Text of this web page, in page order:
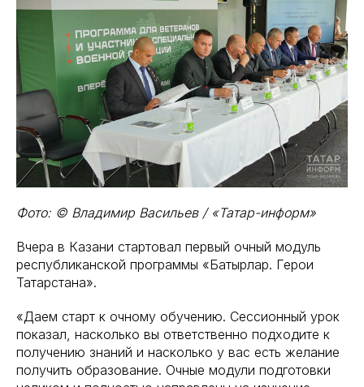
Фото: © Владимир Васильев / «Татар-информ»
Вчера в Казани стартовал первый очный модуль
республиканской программы «Батырлар. Герои
Татарстана».
«Даем старт к очному обучению. Сессионный урок
показал, насколько вы ответственно подходите к
получению знаний и насколько у вас есть желание
получить образование. Очные модули подготовки